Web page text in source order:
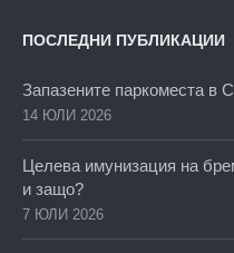
ПОСЛЕДНИ ПУБЛИКАЦИИ
Запазените паркоместа в
14 ЮЛИ 2026
Целева имунизация на
и защо?
7 ЮЛИ 2026